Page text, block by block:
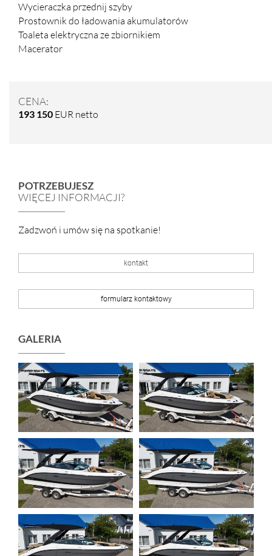
Wycieraczka przednij szyby
Prostownik do ładowania akumulatorów
Toaleta elektryczna ze zbiornikiem
Macerator
CENA:
193 150 EUR netto
POTRZEBUJESZ
WIĘCEJ INFORMACJI?
Zadzwoń i umów się na spotkanie!
kontakt
formularz kontaktowy
GALERIA